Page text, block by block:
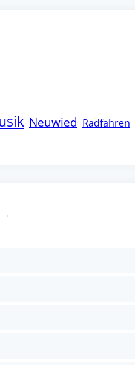
Neuwied Radfahren